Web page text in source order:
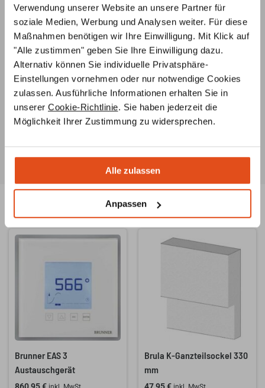
Verwendung unserer Website an unsere Partner für
soziale Medien, Werbung und Analysen weiter. Für diese
Maßnahmen benötigen wir Ihre Einwilligung. Mit Klick auf
"Alle zustimmen" geben Sie Ihre Einwilligung dazu.
Alternativ können Sie individuelle Privatsphäre-
Einstellungen vornehmen oder nur notwendige Cookies
zulassen. Ausführliche Informationen erhalten Sie in
unserer Cookie-Richtlinie. Sie haben jederzeit die
Möglichkeit Ihrer Zustimmung zu widersprechen.
Alle zulassen
Anpassen
Individuelle Beratung
Ofenbauer
stehen Ihnen von der
Ideenentwicklung bis zur fachgerechten Installation
jederzeit beratend zur Seite
Ersatzteilservice
Unsere Ofenbauerberaten Sie umfassend zu
Ersatzteilen für Ihren Ofen oder Kamin und helfen Ihnen
auch bei der Suche nachspeziellen Teilen.
Ähnliche Produkte
Brunner EAS 3
Austauschgerät
Brula K-Ganzteilsockel 330
mm